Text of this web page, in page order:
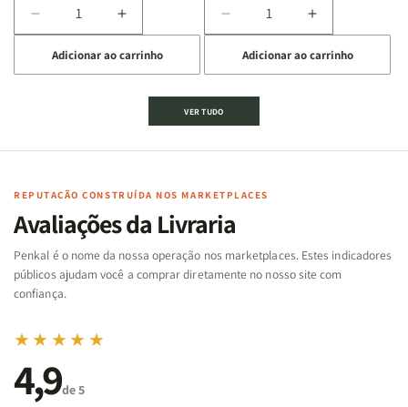
Diminuir
a
quantidade
de
Cartas
Famílias
Bíblia
-
Penkal
Aumentar
a
quantidade
de
Jogo
Cartas
Famílias
da
Bíblia
-
Penkal
Adicionar ao carrinho
Diminuir
a
quantidade
de
Jogo
|
de
Aumentar
a
quantidade
de
|
Adicionar ao carrinho
VER TUDO
REPUTAÇÃO CONSTRUÍDA NOS MARKETPLACES
Avaliações da Livraria
Penkal é o nome da nossa operação nos marketplaces. Estes indicadores
públicos ajudam você a comprar diretamente no nosso site com
confiança.
★★★★★
4,9de 5